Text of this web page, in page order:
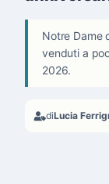
Notre Dame
venduti a
2026.
diLucia